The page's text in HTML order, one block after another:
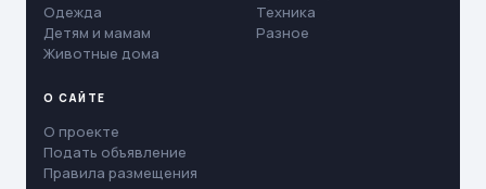
Одежда
Детям и мамам
Животные дома
Техника
Разное
О САЙТЕ
О проекте
Подать объявление
Правила размещения